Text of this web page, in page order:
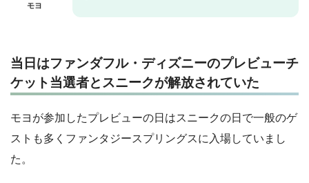
モヨ
当日はファンダフル・ディズニーのプレビューチ
ケット当選者とスニークが解放されていた
モヨが参加したプレビューの日はスニークの日で一般のゲ
ストも多くファンタジースプリングスに入場していまし
た。